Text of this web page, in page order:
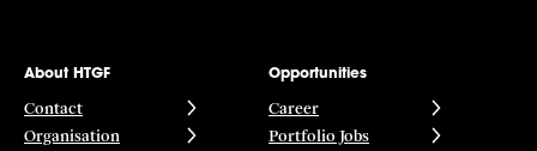
About HTGF
Contact
Organisation
Opportunities
Career
Portfolio Jobs